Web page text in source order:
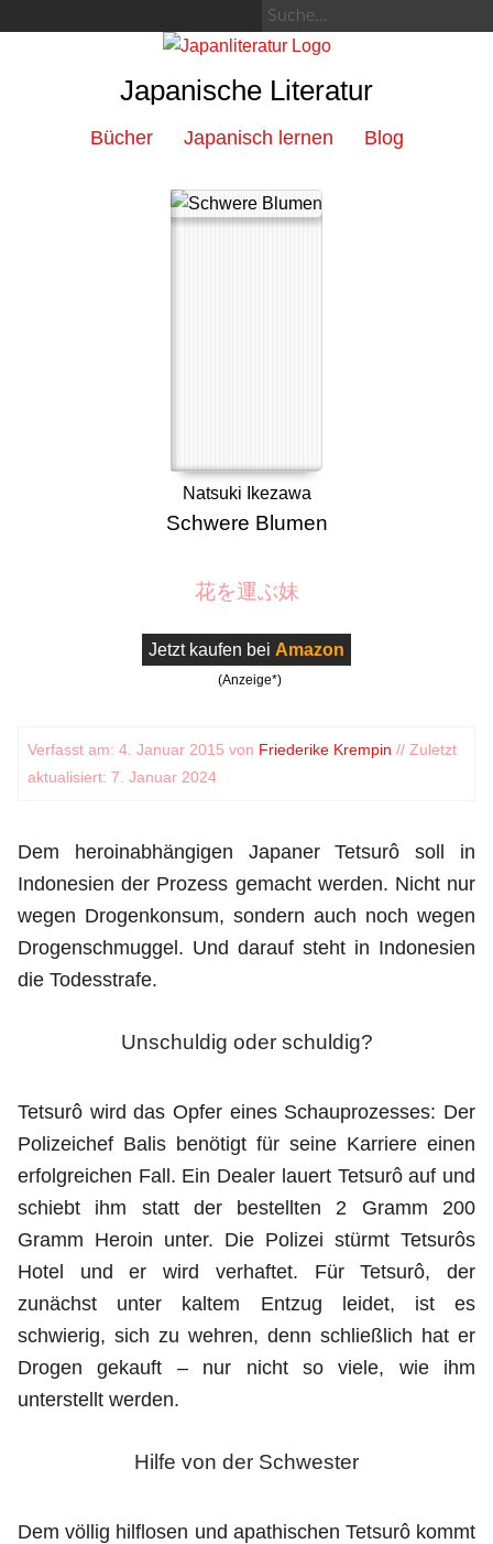
Japanische Literatur
Bücher Japanisch lernen Blog
Natsuki Ikezawa
Schwere Blumen
花を運ぶ妹
Jetzt kaufen bei Amazon
(Anzeige*)
Verfasst am: 4. Januar 2015 von Friederike Krempin // Zuletzt
aktualisiert: 7. Januar 2024
Dem heroinabhängigen Japaner Tetsurô soll in
Indonesien der Prozess gemacht werden. Nicht nur
wegen Drogenkonsum, sondern auch noch wegen
Drogenschmuggel. Und darauf steht in Indonesien
die Todesstrafe.
Unschuldig oder schuldig?
Tetsurô wird das Opfer eines Schauprozesses: Der
Polizeichef Balis benötigt für seine Karriere einen
erfolgreichen Fall. Ein Dealer lauert Tetsurô auf und
schiebt ihm statt der bestellten 2 Gramm 200
Gramm Heroin unter. Die Polizei stürmt Tetsurôs
Hotel und er wird verhaftet. Für Tetsurô, der
zunächst unter kaltem Entzug leidet, ist es
schwierig, sich zu wehren, denn schließlich hat er
Drogen gekauft – nur nicht so viele, wie ihm
unterstellt werden.
Hilfe von der Schwester
Dem völlig hilflosen und apathischen Tetsurô kommt